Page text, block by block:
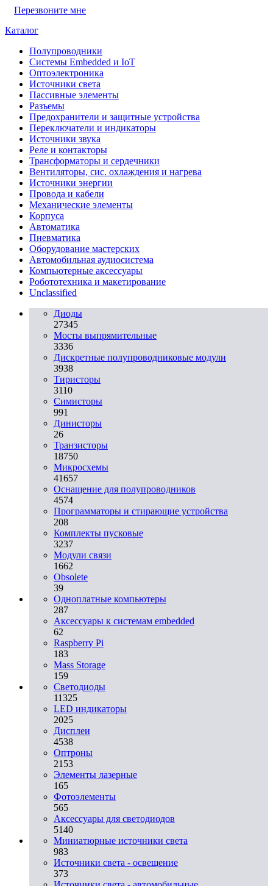
Перезвоните мне
Каталог
Полупроводники
Системы Embedded и IoT
Oптоэлектроника
Источники света
Пассивные элементы
Разъeмы
Предохранители и защитные устройства
Переключатели и индикаторы
Источники звука
Реле и контакторы
Трансформаторы и сердечники
Вентиляторы, сис. охлаждения и нагрева
Источники энергии
Провода и кабели
Механические элементы
Корпуса
Автоматика
Пневматика
Оборудование мастерских
Автомобильная аудиосистема
Компьютерные аксессуары
Робототехника и макетирование
Unclassified
Диоды
27345
Мосты выпрямительные
3336
Дискретные полупроводниковые модули
3938
Тиристоры
3110
Симисторы
991
Динисторы
26
Транзисторы
18750
Микросхемы
41657
Оснащение для полупроводников
4574
Программаторы и стирающие устройства
208
Комплекты пусковые
3237
Модули связи
1662
Obsolete
39
Одноплатные компьютеры
287
Аксессуары к системам embedded
62
Raspberry Pi
183
Mass Storage
159
Светодиоды
11325
LED индикаторы
2025
Дисплеи
4538
Оптроны
2153
Элементы лазерные
165
Фотоэлементы
565
Аксессуары для светодиодов
5140
Миниатюрные источники света
983
Источники света - освещение
373